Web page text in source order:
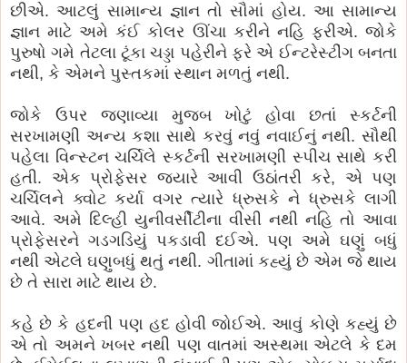
છીએ. આટલું સામાન્ય જ્ઞાન તો સૌમાં હોય. આ સામાન્ય
જ્ઞાન માટે અમે કંઈ કોલર ઊંચા કરીને નહિ ફરીએ. જોકે
પુરુષો ગમે તેટલા ટૂંકા ચડ્ડા પહેરીને ફરે એ ઈન્ટરેસ્ટીંગ બનતા
નથી, કે એમને પુસ્તકમાં સ્થાન મળતું નથી.
જોકે ઉપર જણાવ્યા મુજબ ખોટું હોવા છતાં સ્કર્ટની
સરખામણી અન્ય કશા સાથે કરવું નવું નવાઈનું નથી. સૌથી
પહેલા વિન્સ્ટન ચર્ચિલે સ્કર્ટની સરખામણી સ્પીચ સાથે કરી
હતી. એક પ્રોફેસર જ્યારે આવી ઉઠાંતરી કરે, એ પણ
ચર્ચિલને ક્વોટ કર્યા વગર ત્યારે ધ્રુસકે ને ધ્રુસકે લાગી
આવે. અમે દિલ્હી યુનીવર્સીટીના વીસી નથી નહિ તો આવા
પ્રોફેસરને ગડગડિયું પકડાવી દઈએ. પણ અમે ઘણું બધું
નથી એટલે ઘણુબધું થતું નથી. ગીતામાં કહ્યું છે એમ જે થાય
છે તે સારા માટે થાય છે.
કહે છે કે હદની પણ હદ હોવી જોઈએ. આવું કોણે કહ્યું છે
એ તો અમને ખબર નથી પણ વાતમાં અસ્થમા એટલે કે દમ